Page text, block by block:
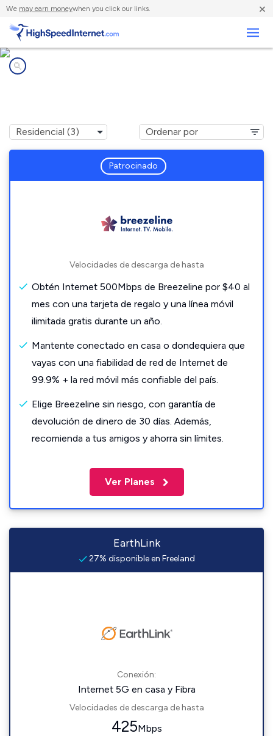
We may earn moneywhen you click our links. ×
Patrocinado
Velocidades de descarga de hasta
Obtén Internet 500Mbps de Breezeline por $40 al
mes con una tarjeta de regalo y una línea móvil
ilimitada gratis durante un año.
Mantente conectado en casa o dondequiera que
vayas con una fiabilidad de red de Internet de
99.9% + la red móvil más confiable del país.
Elige Breezeline sin riesgo, con garantía de
devolución de dinero de 30 días. Además,
recomienda a tus amigos y ahorra sin límites.
Ver Planes
EarthLink
27% disponible en Freeland
Conexión:
Internet 5G en casa y Fibra
Velocidades de descarga de hasta
425Mbps